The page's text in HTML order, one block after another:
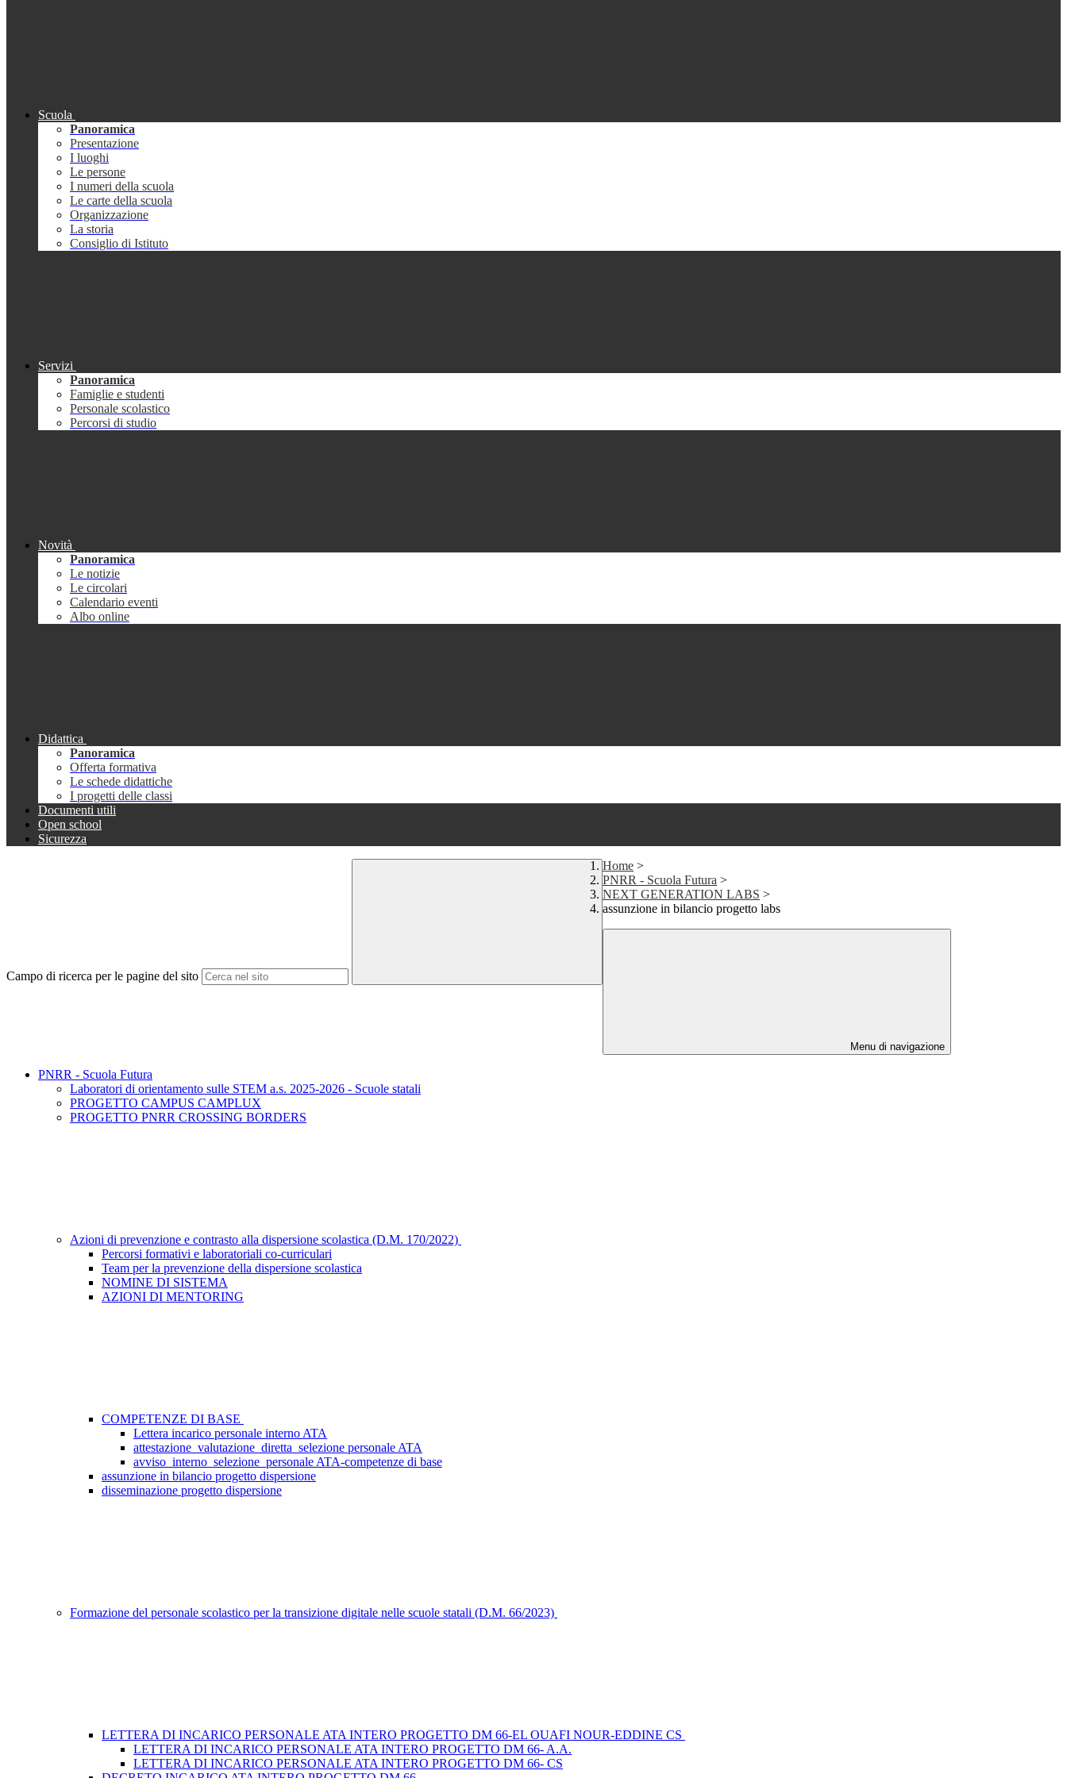
Scuola
Panoramica
Presentazione
I luoghi
Le persone
I numeri della scuola
Le carte della scuola
Organizzazione
La storia
Consiglio di Istituto
Servizi
Panoramica
Famiglie e studenti
Personale scolastico
Percorsi di studio
Novità
Panoramica
Le notizie
Le circolari
Calendario eventi
Albo online
Didattica
Panoramica
Offerta formativa
Le schede didattiche
I progetti delle classi
Documenti utili
Open school
Sicurezza
Campo di ricerca per le pagine del sito
Home >
PNRR - Scuola Futura >
NEXT GENERATION LABS >
assunzione in bilancio progetto labs
Menu di navigazione
PNRR - Scuola Futura
Laboratori di orientamento sulle STEM a.s. 2025-2026 - Scuole statali
PROGETTO CAMPUS CAMPLUX
PROGETTO PNRR CROSSING BORDERS
Azioni di prevenzione e contrasto alla dispersione scolastica (D.M. 170/2022)
Percorsi formativi e laboratoriali co-curriculari
Team per la prevenzione della dispersione scolastica
NOMINE DI SISTEMA
AZIONI DI MENTORING
COMPETENZE DI BASE
Lettera incarico personale interno ATA
attestazione_valutazione_diretta_selezione personale ATA
avviso_interno_selezione_personale ATA-competenze di base
assunzione in bilancio progetto dispersione
disseminazione progetto dispersione
Formazione del personale scolastico per la transizione digitale nelle scuole statali (D.M. 66/2023)
LETTERA DI INCARICO PERSONALE ATA INTERO PROGETTO DM 66-EL OUAFI NOUR-EDDINE CS
LETTERA DI INCARICO PERSONALE ATA INTERO PROGETTO DM 66- A.A.
LETTERA DI INCARICO PERSONALE ATA INTERO PROGETTO DM 66- CS